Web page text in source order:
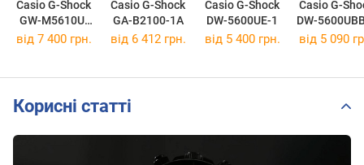
Casio G-Shock
GW-M5610U-
1E
Casio G-Shock
GA-B2100-1A
Casio G-Shock
DW-5600UE-1
Casio G-
DW-
від 7 400 грн. від 6 412 грн. від 5 400 грн. від 5 090
Корисні статті